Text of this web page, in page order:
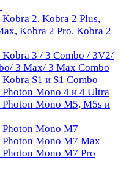
2, Kobra 2 Plus,
Kobra 2 Pro, Kobra 2
3 / 3 Combo / 3V2/
3 Max/ 3 Max Combo
S1 и S1 Combo
Mono 4 и 4 Ultra
Mono M5, M5s и
Mono M7
Mono M7 Max
Mono M7 Pro